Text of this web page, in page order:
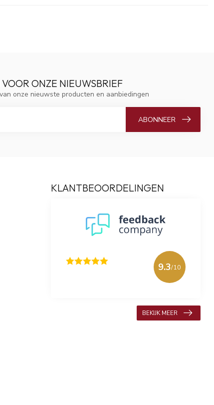
ONZE NIEUWSBRIEF
onze nieuwste producten en aanbiedingen
ABONNEER
KLANTBEOORDELINGEN
9.3/10
BEKIJK MEER